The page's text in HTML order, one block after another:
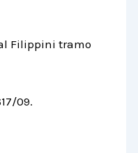
Filippini tramo
09.